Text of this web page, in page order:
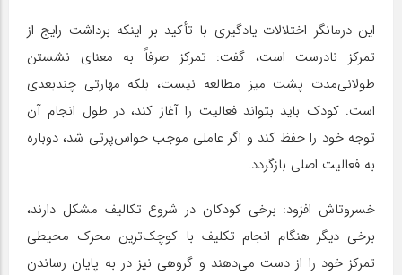
این درمانگر اختلالات یادگیری با تأکید بر اینکه برداشت رایج از
تمرکز نادرست است، گفت: تمرکز صرفاً به معنای نشستن
طولانی‌مدت پشت میز مطالعه نیست، بلکه مهارتی چندبعدی
است. کودک باید بتواند فعالیت را آغاز کند، در طول انجام آن
توجه خود را حفظ کند و اگر عاملی موجب حواس‌پرتی شد، دوباره
به فعالیت اصلی بازگردد.
خسروتاش افزود: برخی کودکان در شروع تکالیف مشکل دارند،
برخی دیگر هنگام انجام تکلیف با کوچک‌ترین محرک محیطی
تمرکز خود را از دست می‌دهند و گروهی نیز در به پایان رساندن